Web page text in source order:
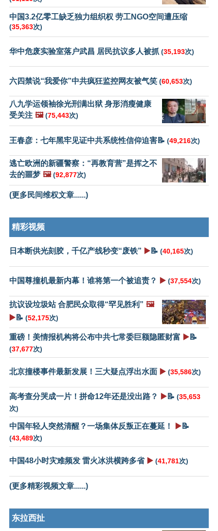
中国3.2亿零工缺乏独力组织权 劳工NGO空间遭压缩
(35,363次)
华中危废实验室落户武昌 居民抗议多人被抓 (35,193次)
六四禁说“我爱你”中共疯狂监控网友被气笑 (60,653次)
八九学运领袖徐光刑满出狱 身形消瘦健康
受关注 🖼️ (75,443次)
王春彦：七年黑牢见证中共系统性信仰迫害📝 (49,216次)
逃亡欧洲的新疆警察：“再教育营”是挥之不
去的噩梦 🖼️ (92,877次)
(更多民间维权文章......)
精彩视频
日本断供光刻胶，千亿产线秒变“废铁” ▶️📝 (40,165次)
中国尊撞机最新内幕！谁将第一个被追责？ ▶️ (37,554次)
抗议设垃圾站 合肥民众取得“罕见胜利” 🖼️
▶️📝 (52,175次)
重磅！美情报机构将公布中共七常委巨额隐匿财富 ▶️📝
(37,677次)
北京撞楼事件最新发展！三大疑点浮出水面 ▶️ (35,586次)
高考查分哭成一片！拼命12年还是没出路？ ▶️📝 (35,653
次)
中国年轻人突然清醒？一场集体反叛正在蔓延！ ▶️📝
(43,489次)
中国48小时灾难频发 雷火冰洪横跨多省 ▶️ (41,781次)
(更多精彩视频文章......)
东拉西扯